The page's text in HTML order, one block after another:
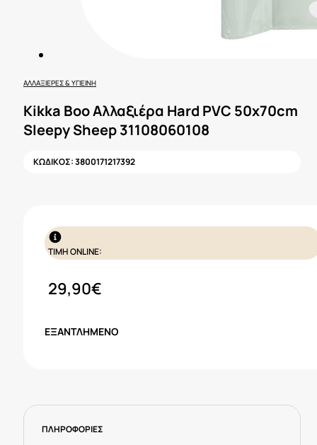
ΑΛΛΑΞΙΈΡΕΣ & ΥΓΙΕΙΝΉ
Kikka Boo Αλλαξιέρα Hard PVC 50х70cm
Sleepy Sheep 31108060108
ΚΩΔΙΚΟΣ:3800171217392
ΤΙΜΗ ONLINE:
29,90€
ΕΞΑΝΤΛΗΜΈΝΟ
ΠΛΗΡΟΦΟΡΙΕΣ